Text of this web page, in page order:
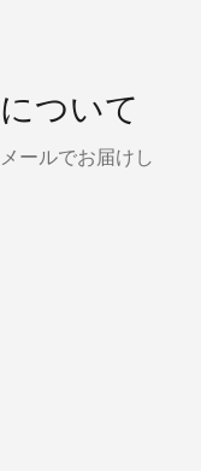
ついて
ールでお届けし